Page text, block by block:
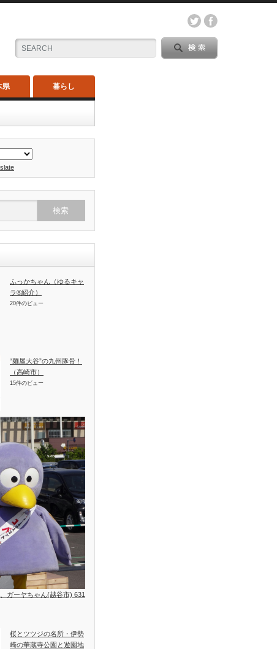
県 暮らし
ふっかちゃん（ゆるキャ
ラ®紹介）
20件のビュー
“麺屋大谷”の九州豚骨！
（高崎市）
15件のビュー
ガーヤちゃん(越谷市) 631
桜とツツジの名所・伊勢
崎の華蔵寺公園と遊園地